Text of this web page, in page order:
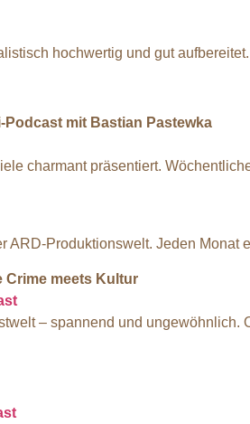
hochwertig und gut aufbereitet.
Podcast mit Bastian Pastewka
charmant präsentiert.
ARD-Produktionswelt. Jeden Monat
Crime meets Kultur
– spannend und